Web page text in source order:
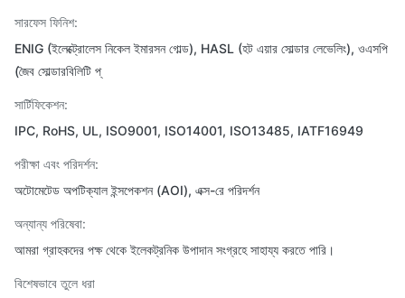
সারফেস ফিনিশ:
ENIG (ইলেক্ট্রোলেস নিকেল ইমারসন গোল্ড), HASL (হট এয়ার সোল্ডার লেভেলিং), ওএসপি
(জৈব সোল্ডারবিলিটি প্
সার্টিফিকেশন:
IPC, RoHS, UL, ISO9001, ISO14001, ISO13485, IATF16949
পরীক্ষা এবং পরিদর্শন:
অটোমেটেড অপটিক্যাল ইন্সপেকশন (AOI), এক্স-রে পরিদর্শন
অন্যান্য পরিষেবা:
আমরা গ্রাহকদের পক্ষ থেকে ইলেকট্রনিক উপাদান সংগ্রহে সাহায্য করতে পারি।
বিশেষভাবে তুলে ধরা